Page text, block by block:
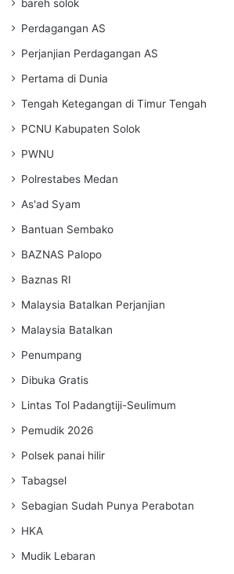
bareh solok
Perdagangan AS
Perjanjian Perdagangan AS
Pertama di Dunia
Tengah Ketegangan di Timur Tengah
PCNU Kabupaten Solok
PWNU
Polrestabes Medan
As'ad Syam
Bantuan Sembako
BAZNAS Palopo
Baznas RI
Malaysia Batalkan Perjanjian
Malaysia Batalkan
Penumpang
Dibuka Gratis
Lintas Tol Padangtiji-Seulimum
Pemudik 2026
Polsek panai hilir
Tabagsel
Sebagian Sudah Punya Perabotan
HKA
Mudik Lebaran